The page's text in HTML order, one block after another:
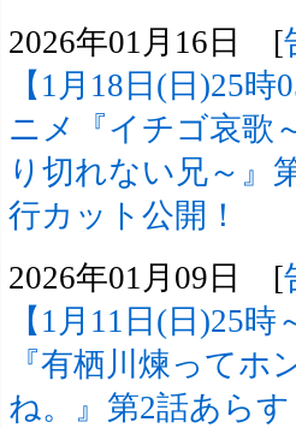
2026年01月16日 [
【1月18日(日)25
ニメ『イチゴ哀歌
り切れない兄～
行カット公開！
2026年01月09日 [
【1月11日(日)25
『有栖川煉ってホ
ね。』第2話あら